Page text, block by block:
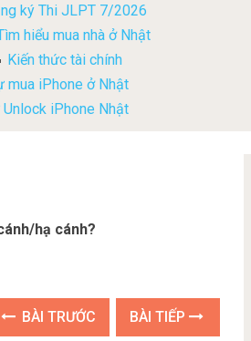
ký Thi JLPT 7/2026
hiểu mua nhà ở Nhật
Kiến thức tài chính
mua iPhone ở Nhật
Unlock iPhone Nhật
hạ cánh?
BÀI TRƯỚC BÀI TIẾP